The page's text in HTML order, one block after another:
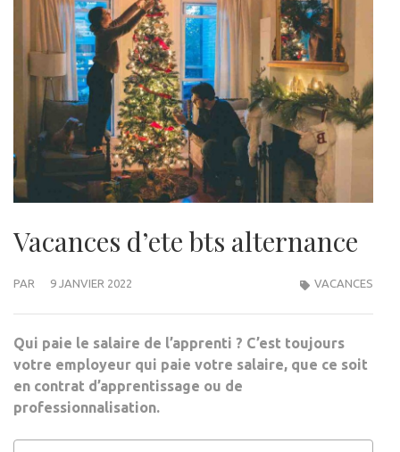
Vacances d’ete bts alternance
PAR 9 JANVIER 2022 VACANCES
Qui paie le salaire de l’apprenti ? C’est toujours
votre employeur qui paie votre salaire, que ce soit
en contrat d’apprentissage ou de
professionnalisation.